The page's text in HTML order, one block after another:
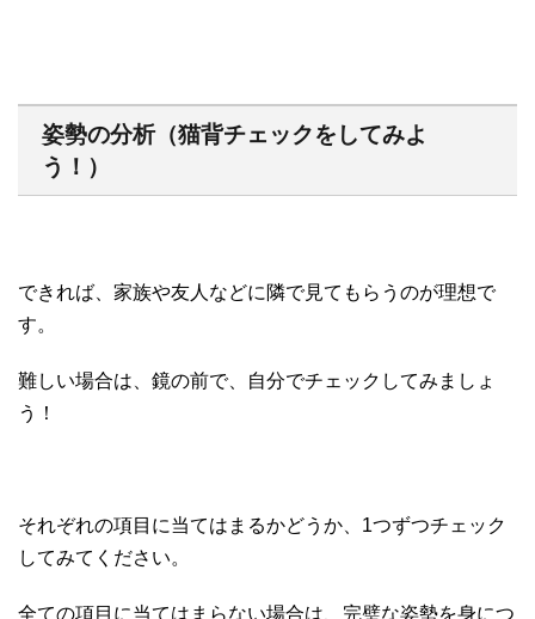
姿勢の分析（猫背チェックをしてみよ
う！）
できれば、家族や友人などに隣で見てもらうのが理想で
す。
難しい場合は、鏡の前で、自分でチェックしてみましょ
う！
それぞれの項目に当てはまるかどうか、1つずつチェック
してみてください。
全ての項目に当てはまらない場合は、完璧な姿勢を身につ